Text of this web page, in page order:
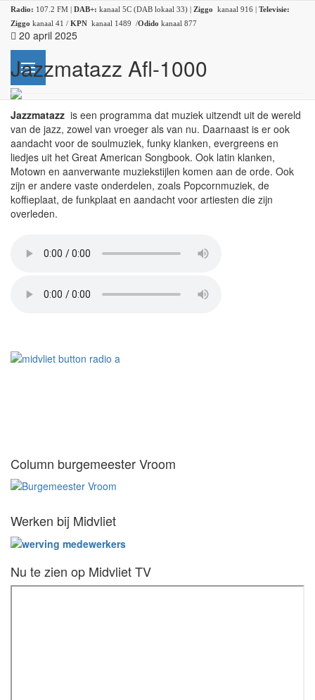
Radio: 107.2 FM | DAB+: kanaal 5C (DAB lokaal 33) | Ziggo kanaal 916 | Televisie:
Ziggo kanaal 41 / KPN kanaal 1489 /Odido kanaal 877
20 april 2025
Jazzmatazz Afl-1000
Jazzmatazz is een programma dat muziek uitzendt uit de wereld
van de jazz, zowel van vroeger als van nu. Daarnaast is er ook
aandacht voor de soulmuziek, funky klanken, evergreens en
liedjes uit het Great American Songbook. Ook latin klanken,
Motown en aanverwante muziekstijlen komen aan de orde. Ook
zijn er andere vaste onderdelen, zoals Popcornmuziek, de
koffieplaat, de funkplaat en aandacht voor artiesten die zijn
overleden.
Column burgemeester Vroom
Werken bij Midvliet
Nu te zien op Midvliet TV